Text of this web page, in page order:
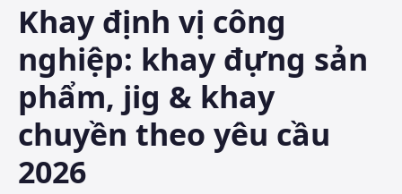
Khay định vị công
nghiệp: khay đựng sản
phẩm, jig & khay
chuyền theo yêu cầu
2026